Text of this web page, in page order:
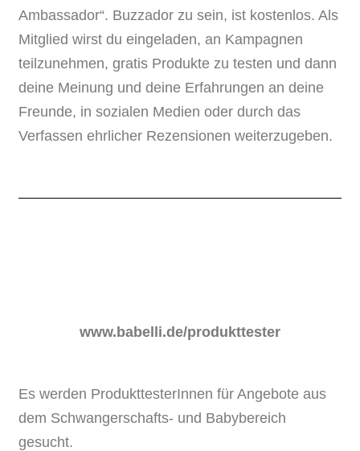
Ambassador“. Buzzador zu sein, ist kostenlos. Als
Mitglied wirst du eingeladen, an Kampagnen
teilzunehmen, gratis Produkte zu testen und dann
deine Meinung und deine Erfahrungen an deine
Freunde, in sozialen Medien oder durch das
Verfassen ehrlicher Rezensionen weiterzugeben.
www.babelli.de/produkttester
Es werden ProdukttesterInnen für Angebote aus
dem Schwangerschafts- und Babybereich
gesucht.